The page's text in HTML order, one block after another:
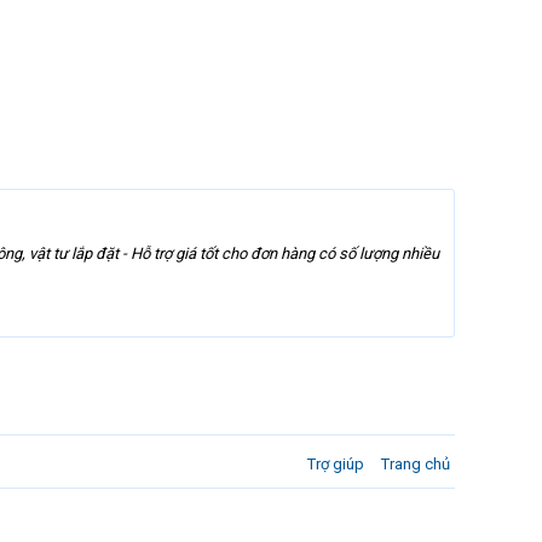
vật tư lắp đặt - Hỗ trợ giá tốt cho đơn hàng có số lượng nhiều
Trợ giúp Trang chủ